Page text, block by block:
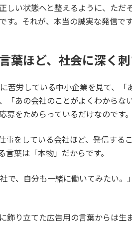
しい状態へと整えるように、ただ
。それが、本当の誠実な発信です
葉ほど、社会に深く
苦労している中小企業を見て、「
「あの会社のことがよくわからな
をためらっているだけなのです。
事をしている会社ほど、発信する
葉は「本物」だからです。
で、自分も一緒に働いてみたい。
飾り立てた広告用の言葉からは生